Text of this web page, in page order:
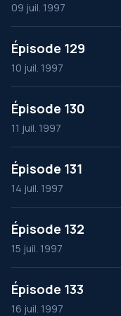
09 juil. 1997
Épisode 129
10 juil. 1997
Épisode 130
11 juil. 1997
Épisode 131
14 juil. 1997
Épisode 132
15 juil. 1997
Épisode 133
16 juil. 1997